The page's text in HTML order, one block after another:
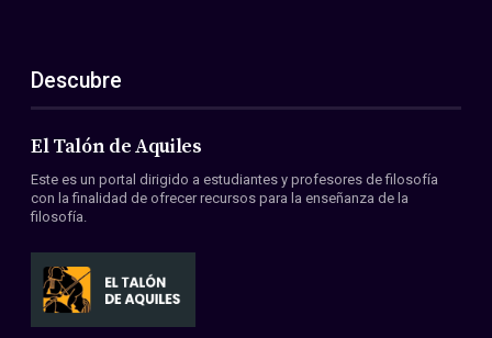
ES
EN
Acerca de nosotros
Miembros
Convenios
Descubre
El Talón de Aquiles
Este es un portal dirigido a estudiantes y profesores de filosofía
con la finalidad de ofrecer recursos para la enseñanza de la
filosofía.